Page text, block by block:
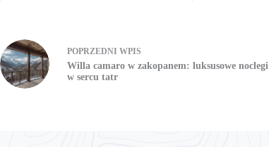
POPRZEDNI WPIS
Willa camaro w zakopanem: luksusowe noclegi
w sercu tatr